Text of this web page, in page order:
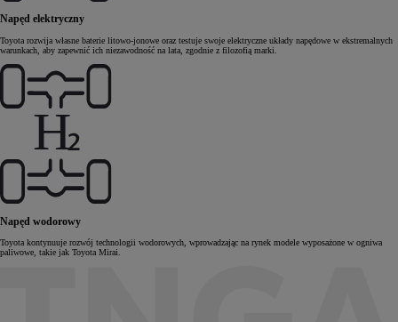
Napęd elektryczny
Toyota rozwija własne baterie litowo-jonowe oraz testuje swoje elektryczne układy napędowe w ekstremalnych
warunkach, aby zapewnić ich niezawodność na lata, zgodnie z filozofią marki.
Napęd wodorowy
Toyota kontynuuje rozwój technologii wodorowych, wprowadzając na rynek modele wyposażone w ogniwa
paliwowe, takie jak Toyota Mirai.